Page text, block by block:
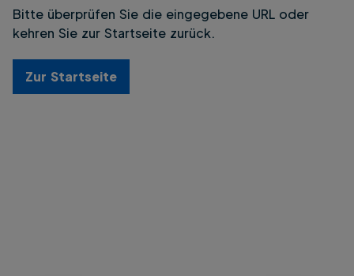
Bitte überprüfen Sie die eingegebene URL oder
kehren Sie zur Startseite zurück.
Zur Startseite